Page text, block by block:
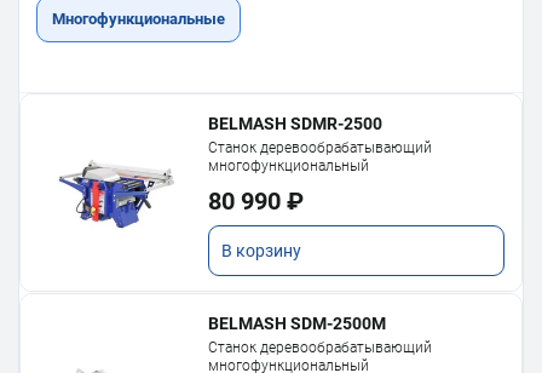
Многофункциональные
BELMASH SDMR-2500
Станок деревообрабатывающий
многофункциональный
80 990 ₽
В корзину
BELMASH SDM-2500M
Станок деревообрабатывающий
многофункциональный